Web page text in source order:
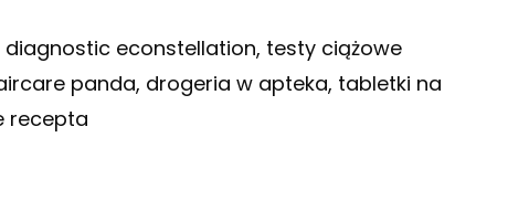
econstellation, testy ciążowe
panda, drogeria w apteka, tabletki na
recepta